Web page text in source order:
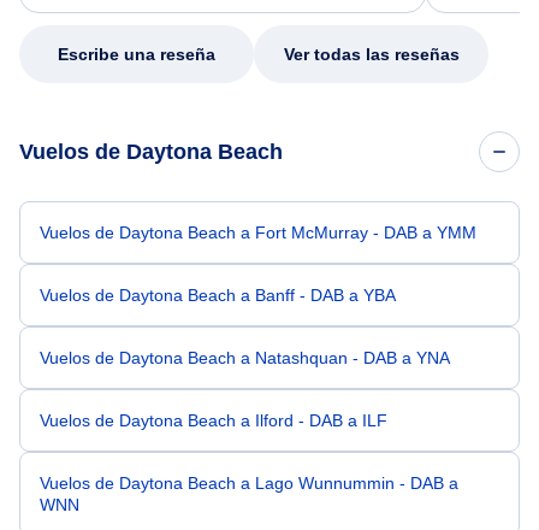
my issue.
Escribe una reseña Ver todas las reseñas
Vuelos de Daytona Beach
Vuelos de Daytona Beach a Fort McMurray - DAB a YMM
Vuelos de Daytona Beach a Banff - DAB a YBA
Vuelos de Daytona Beach a Natashquan - DAB a YNA
Vuelos de Daytona Beach a Ilford - DAB a ILF
Vuelos de Daytona Beach a Lago Wunnummin - DAB a
WNN